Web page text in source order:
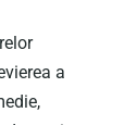
a
NOI